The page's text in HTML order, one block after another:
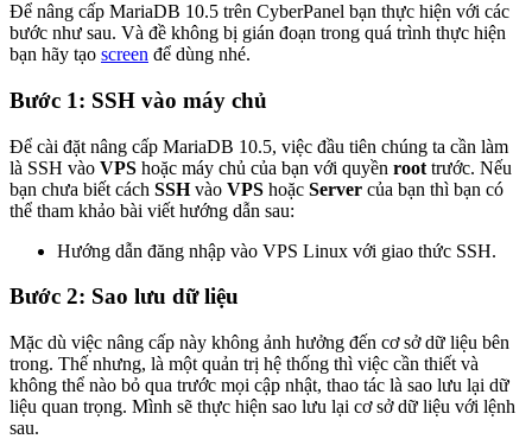
Để nâng cấp MariaDB 10.5 trên CyberPanel bạn thực hiện với các
bước như sau. Và đề không bị gián đoạn trong quá trình thực hiện
bạn hãy tạo screen để dùng nhé.
Bước 1: SSH vào máy chủ
Để cài đặt nâng cấp MariaDB 10.5, việc đầu tiên chúng ta cần làm
là SSH vào VPS hoặc máy chủ của bạn với quyền root trước. Nếu
bạn chưa biết cách SSHvào VPS hoặc Server của bạn thì bạn có
thể tham khảo bài viết hướng dẫn sau:
Hướng dẫn đăng nhập vào VPS Linux với giao thức SSH.
Bước 2: Sao lưu dữ liệu
Mặc dù việc nâng cấp này không ảnh hưởng đến cơ sở dữ liệu bên
trong. Thế nhưng, là một quản trị hệ thống thì việc cần thiết và
không thể nào bỏ qua trước mọi cập nhật, thao tác là sao lưu lại dữ
liệu quan trọng. Mình sẽ thực hiện sao lưu lại cơ sở dữ liệu với lệnh
sau.